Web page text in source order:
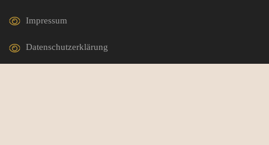
Impressum
Datenschutzerklärung